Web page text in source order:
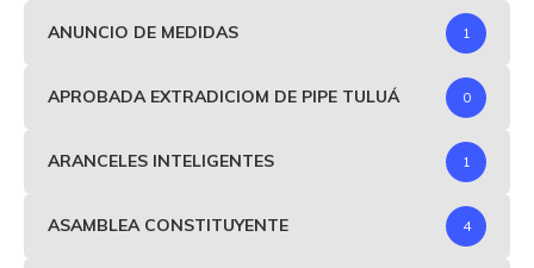
ANUNCIO DE MEDIDAS 1
APROBADA EXTRADICIOM DE PIPE TULUÁ 0
ARANCELES INTELIGENTES 1
ASAMBLEA CONSTITUYENTE 4